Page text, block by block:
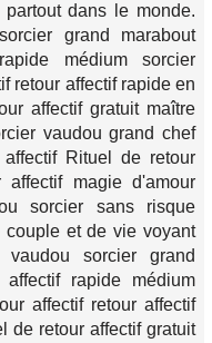
dans le monde.
grand marabout
médium sorcier
retour affectif rapide en
affectif gratuit maître
vaudou grand chef
Rituel de retour
magie d'amour
sorcier sans risque
et de vie voyant
sorcier grand
rapide médium
affectif retour affectif
de retour affectif gratuit